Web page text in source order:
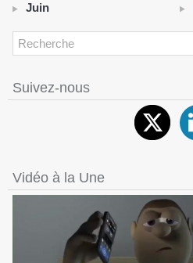
Juin
Suivez-nous
Vidéo à la Une